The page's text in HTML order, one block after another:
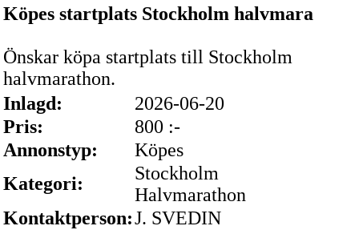
Köpes startplats Stockholm halvmara
Önskar köpa startplats till Stockholm
halvmarathon.
Inlagd:
2026-06-20
Pris:
800 :-
Annonstyp:
Köpes
Kategori:
Stockholm
Halvmarathon
Kontaktperson:J. SVEDIN